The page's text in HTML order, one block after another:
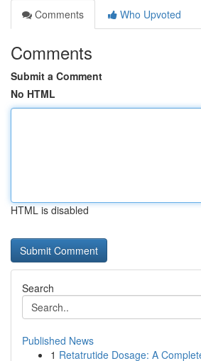
Comments
Who Upvoted
Comments
Submit a Comment
No HTML
HTML is disabled
Search
Published News
1 Retatrutide Dosage: A